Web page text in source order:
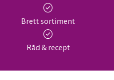
check_circle
Brett sortiment
check_circle
Råd & recept